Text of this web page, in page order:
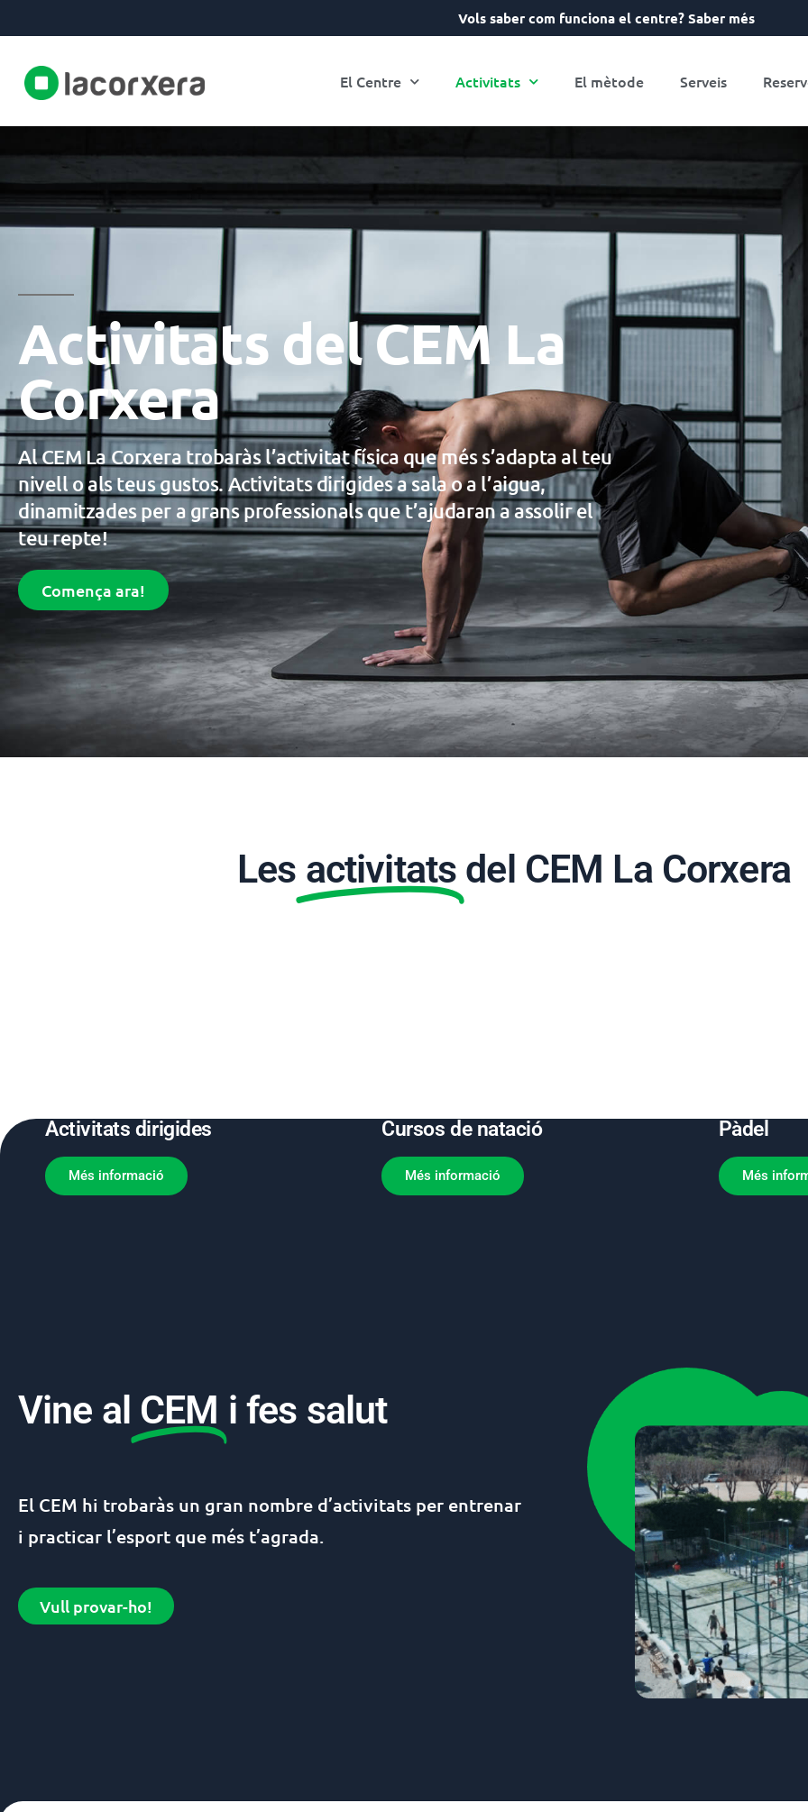
Vols saber com funciona el centre? Saber més
El Centre Activitats El mètode Serveis
Activitats del CEM La
Corxera
Al CEM La Corxera trobaràs l’activitat física que més s’adapta al teu
nivell o als teus gustos. Activitats dirigides a sala o a l’aigua,
dinamitzades per a grans professionals que t’ajudaran a assolir el
teu repte!
Comença ara!
Les activitats del CEM La Corxera
Activitats dirigides
Més informació
Cursos de natació
Més informació
Pàdel
Més
Vine al CEM i fes salut
El CEM hi trobaràs un gran nombre d’activitats per entrenar
i practicar l’esport que més t’agrada.
Vull provar-ho!